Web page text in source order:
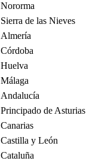
Nororma
Sierra de las Nieves
Almería
Córdoba
Huelva
Málaga
Andalucía
Principado de Asturias
Canarias
Castilla y León
Cataluña